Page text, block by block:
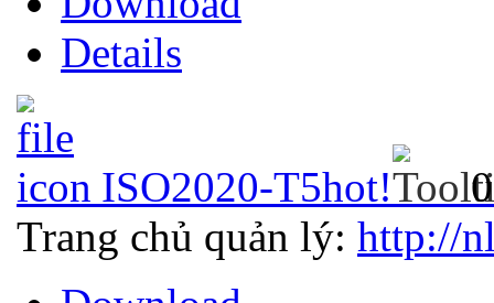
Details
ISO2020-T5hot!
Trang chủ quản lý: http://